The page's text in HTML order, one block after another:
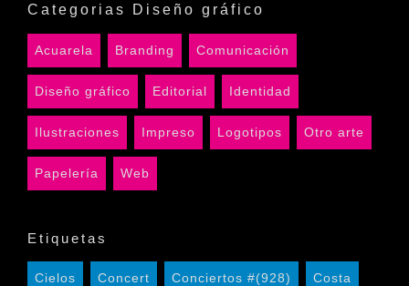
Categorias Diseño gráfico
Acuarela Branding Comunicación
Diseño gráfico Editorial Identidad
Ilustraciones Impreso Logotipos Otro arte
Papelería Web
Etiquetas
Cielos Concert Conciertos #(928) Costa